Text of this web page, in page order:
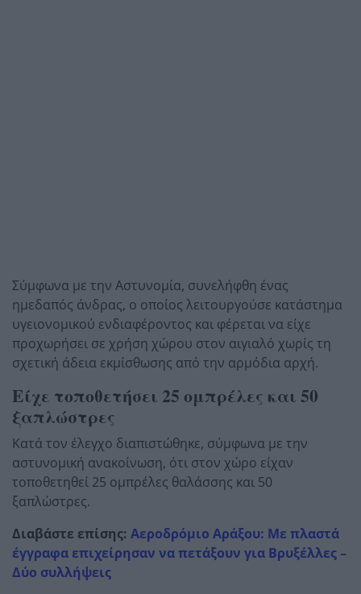
Σύμφωνα με την Αστυνομία, συνελήφθη ένας
ημεδαπός άνδρας, ο οποίος λειτουργούσε κατάστημα
υγειονομικού ενδιαφέροντος και φέρεται να είχε
προχωρήσει σε χρήση χώρου στον αιγιαλό χωρίς τη
σχετική άδεια εκμίσθωσης από την αρμόδια αρχή.
Είχε τοποθετήσει 25 ομπρέλες και 50
ξαπλώστρες
Κατά τον έλεγχο διαπιστώθηκε, σύμφωνα με την
αστυνομική ανακοίνωση, ότι στον χώρο είχαν
τοποθετηθεί 25 ομπρέλες θαλάσσης και 50
ξαπλώστρες.
Διαβάστε επίσης: Αεροδρόμιο Αράξου: Με πλαστά
έγγραφα επιχείρησαν να πετάξουν για Βρυξέλλες –
Δύο συλλήψεις